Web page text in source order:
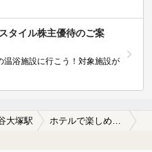
タイル株主優待のご案
温浴施設に行こう！対象施設が
大塚駅 ホテルで楽しめる雪が谷大塚駅近くの温泉、日帰り温泉、スーパー銭湯おすすめ